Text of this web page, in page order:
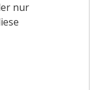
nur